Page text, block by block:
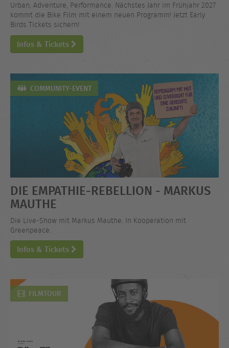
Urban, Adventure, Performance. Nächstes Jahr im Frühjahr 2027
kommt die Bike Film mit einem neuen Programm! Jetzt Early
Birds Tickets sichern!
Infos & Tickets
COMMUNITY-EVENT
DIE EMPATHIE-REBELLION - MARKUS
MAUTHE
Die Live-Show mit Markus Mauthe. In Kooperation mit
Greenpeace.
Infos & Tickets
FILMTOUR